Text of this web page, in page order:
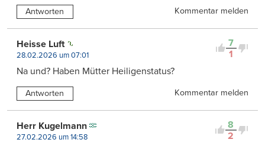
Antworten Kommentar melden
7
1
Heisse Luft
28.02.2026 um 07:01
Na und? Haben Mütter Heiligenstatus?
Antworten Kommentar melden
8
2
Herr Kugelmann
27.02.2026 um 14:58